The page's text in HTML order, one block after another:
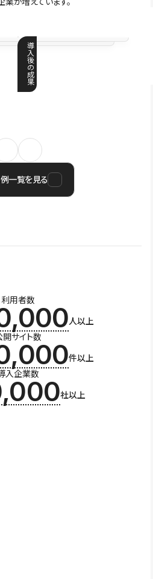
導
入
後
の
成
果
一覧を見る
利用者数
人以上
開サイト数
件以上
入企業数
社以上